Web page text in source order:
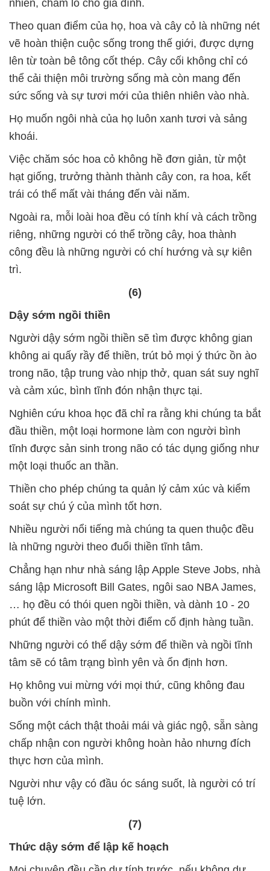
nhiên, chăm lo cho gia đình.
Theo quan điểm của họ, hoa và cây cỏ là những nét
vẽ hoàn thiện cuộc sống trong thế giới, được dựng
lên từ toàn bê tông cốt thép. Cây cối không chỉ có
thể cải thiện môi trường sống mà còn mang đến
sức sống và sự tươi mới của thiên nhiên vào nhà.
Họ muốn ngôi nhà của họ luôn xanh tươi và sảng
khoái.
Việc chăm sóc hoa cỏ không hề đơn giản, từ một
hạt giống, trưởng thành thành cây con, ra hoa, kết
trái có thể mất vài tháng đến vài năm.
Ngoài ra, mỗi loài hoa đều có tính khí và cách trồng
riêng, những người có thể trồng cây, hoa thành
công đều là những người có chí hướng và sự kiên
trì.
(6)
Dậy sớm ngồi thiền
Người dậy sớm ngồi thiền sẽ tìm được không gian
không ai quấy rầy để thiền, trút bỏ mọi ý thức ồn ào
trong não, tập trung vào nhịp thở, quan sát suy nghĩ
và cảm xúc, bình tĩnh đón nhận thực tại.
Nghiên cứu khoa học đã chỉ ra rằng khi chúng ta bắt
đầu thiền, một loại hormone làm con người bình
tĩnh được sản sinh trong não có tác dụng giống như
một loại thuốc an thần.
Thiền cho phép chúng ta quản lý cảm xúc và kiểm
soát sự chú ý của mình tốt hơn.
Nhiều người nổi tiếng mà chúng ta quen thuộc đều
là những người theo đuổi thiền tĩnh tâm.
Chẳng hạn như nhà sáng lập Apple Steve Jobs, nhà
sáng lập Microsoft Bill Gates, ngôi sao NBA James,
… họ đều có thói quen ngồi thiền, và dành 10 - 20
phút để thiền vào một thời điểm cố định hàng tuần.
Những người có thể dậy sớm để thiền và ngồi tĩnh
tâm sẽ có tâm trạng bình yên và ổn định hơn.
Họ không vui mừng với mọi thứ, cũng không đau
buồn với chính mình.
Sống một cách thật thoải mái và giác ngộ, sẵn sàng
chấp nhận con người không hoàn hảo nhưng đích
thực hơn của mình.
Người như vậy có đầu óc sáng suốt, là người có trí
tuệ lớn.
(7)
Thức dậy sớm để lập kế hoạch